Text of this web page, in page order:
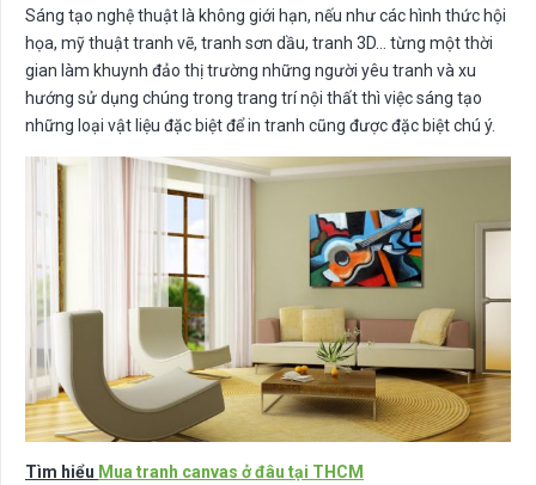
Sáng tạo nghệ thuật là không giới hạn, nếu như các hình thức hội
họa, mỹ thuật tranh vẽ, tranh sơn dầu, tranh 3D… từng một thời
gian làm khuynh đảo thị trường những người yêu tranh và xu
hướng sử dụng chúng trong trang trí nội thất thì việc sáng tạo
những loại vật liệu đặc biệt để in tranh cũng được đặc biệt chú ý.
Tìm hiểu Mua tranh canvas ở đâu tại THCM